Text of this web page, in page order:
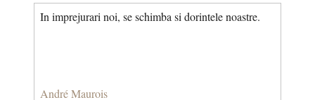
In imprejurari noi, se schimba si dorintele noastre.
André Maurois